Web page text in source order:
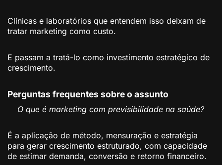
Clínicas e laboratórios que entendem isso deixam de
tratar marketing como custo.
E passam a tratá-lo como investimento estratégico de
crescimento.
Perguntas frequentes sobre o assunto
O que é marketing com previsibilidade na saúde?
É a aplicação de método, mensuração e estratégia
para gerar crescimento estruturado, com capacidade
de estimar demanda, conversão e retorno financeiro.